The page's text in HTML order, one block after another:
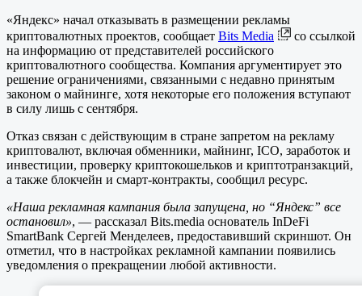
«Яндекс» начал отказывать в размещении рекламы
криптовалютных проектов, сообщает Bits Media
со ссылкой
на информацию от представителей российского
криптовалютного сообщества. Компания аргументирует это
решение ограничениями, связанными с недавно принятым
законом о майнинге, хотя некоторые его положения вступают
в силу лишь с сентября.
Отказ связан с действующим в стране запретом на рекламу
криптовалют, включая обменники, майнинг, ICO, заработок и
инвестиции, проверку криптокошельков и криптотранзакций,
а также блокчейн и смарт-контракты, сообщил ресурс.
«Наша рекламная кампания была запущена, но “Яндекс” все
остановил», — рассказал Bits.media основатель InDeFi
SmartBank Сергей Менделеев, предоставивший скриншот. Он
отметил, что в настройках рекламной кампании появились
уведомления о прекращении любой активности.